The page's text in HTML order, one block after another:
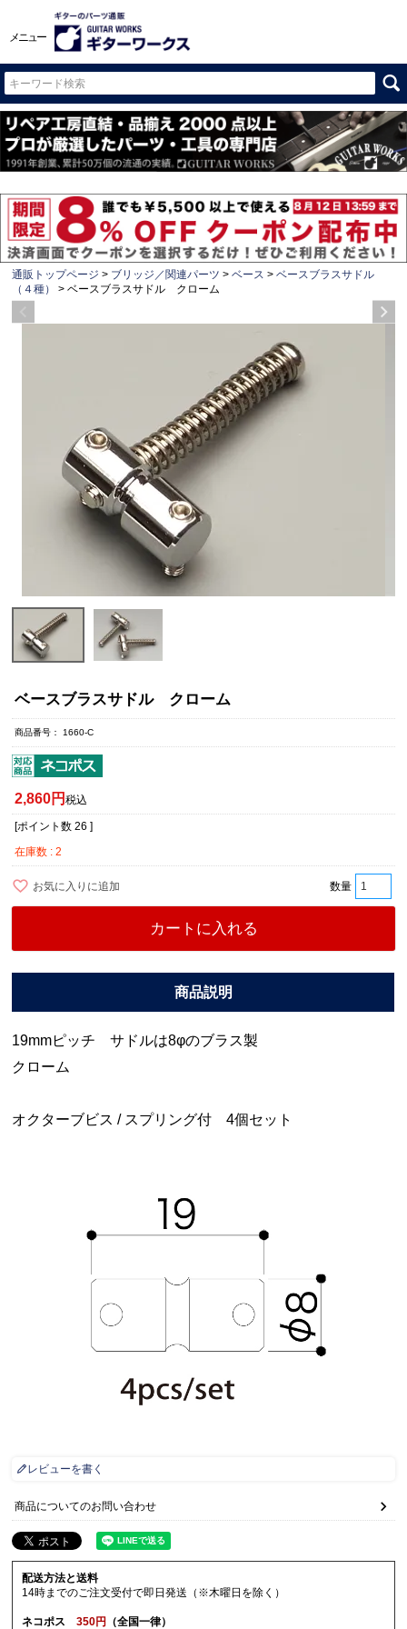
メニュー
通販トップページ ブリッジ／関連パーツ ベース
ベースブラスサドル
（４種）
ベースブラスサドル クローム
ベースブラスサドル クローム
商品番号 1660-C
2,860 税込
[ポイント数 26 ]
在庫数
2
お気に入りに追加
カートに入れる
19mmピッチ サドルは8φのブラス製
クローム
オクターブビス / スプリング付 4個セット
レビューを書く
商品についてのお問い合わせ
配送方法と送料
14時までのご注文受付で即日発送（※木曜日を除く）
ネコポス350円 （全国一律）